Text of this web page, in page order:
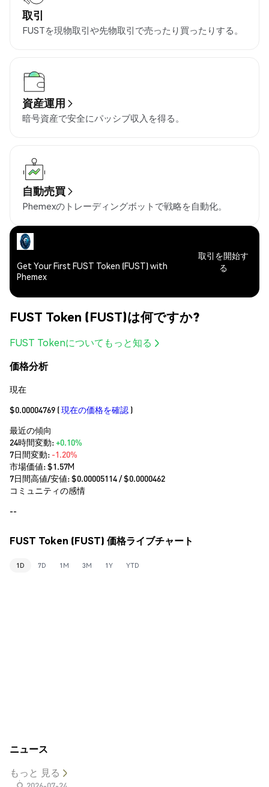
取引
FUSTを現物取引や先物取引で売ったり買ったりする。
資産運用
暗号資産で安全にパッシブ収入を得る。
自動売買
Phemexのトレーディングボットで戦略を自動化。
Get Your First FUST Token (FUST) with
Phemex
取引を開始す
る
FUST Token (FUST)は何ですか?
FUST Tokenについてもっと知る
価格分析
現在
$0.00004769 (現在の価格を確認 )
最近の傾向
24時間変動:+0.10%
7日間変動: -1.20%
市場価値:$1.57M
7日間高値/安値: $0.00005114/ $0.0000462
コミュニティの感情
--
FUST Token (FUST) 価格ライブチャート
1D 7D 1M 3M 1Y YTD
ニュース
もっと 見る